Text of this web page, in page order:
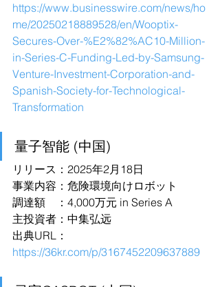
https://www.businesswire.com/news/ho
me/20250218889528/en/Wooptix-
Secures-Over-%E2%82%AC10-Million-
in-Series-C-Funding-Led-by-Samsung-
Venture-Investment-Corporation-and-
Spanish-Society-for-Technological-
Transformation
量子智能 (中国)
リリース：2025年2月18日
事業内容：危険環境向けロボット
調達額　：4,000万元 in Series A
主投資者：中集弘远
出典URL：
https://36kr.com/p/3167452209637889